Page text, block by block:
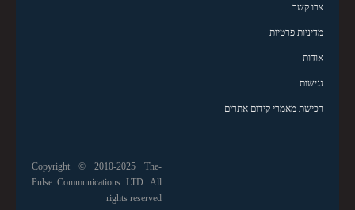
צרו קשר
מדיניות פרטיות
אודות
נגישות
רכישת מאמרי קידום אתרים
Copyright © 2010-2025 The-
Pulse Communications LTD. All
rights reserved